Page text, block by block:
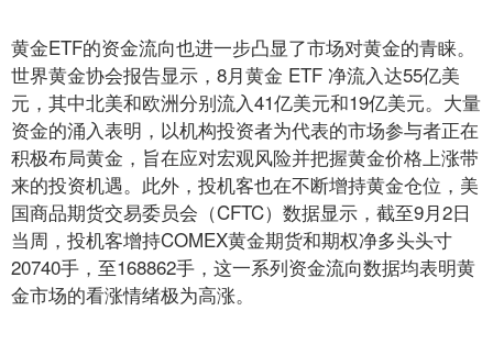
黄金ETF的资金流向也进一步凸显了市场对黄金的青睐。
世界黄金协会报告显示，8月黄金 ETF 净流入达55亿美
元，其中北美和欧洲分别流入41亿美元和19亿美元。大量
资金的涌入表明，以机构投资者为代表的市场参与者正在
积极布局黄金，旨在应对宏观风险并把握黄金价格上涨带
来的投资机遇。此外，投机客也在不断增持黄金仓位，美
国商品期货交易委员会（CFTC）数据显示，截至9月2日
当周，投机客增持COMEX黄金期货和期权净多头头寸
20740手，至168862手，这一系列资金流向数据均表明黄
金市场的看涨情绪极为高涨。